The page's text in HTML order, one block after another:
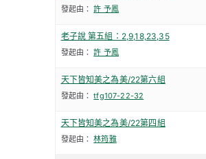
發起由：許 予鳳
老子說 第五組：2,9,18,23,35
發起由：許 予鳳
天下皆知美之為美/22第六組
發起由：tfg107-22-32
天下皆知美之為美/22第四組
發起由：林筠雅